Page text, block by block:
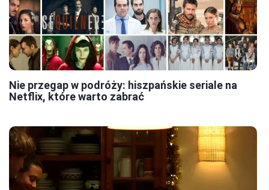
Nie przegap w podróży: hiszpańskie seriale na
Netflix, które warto zabrać